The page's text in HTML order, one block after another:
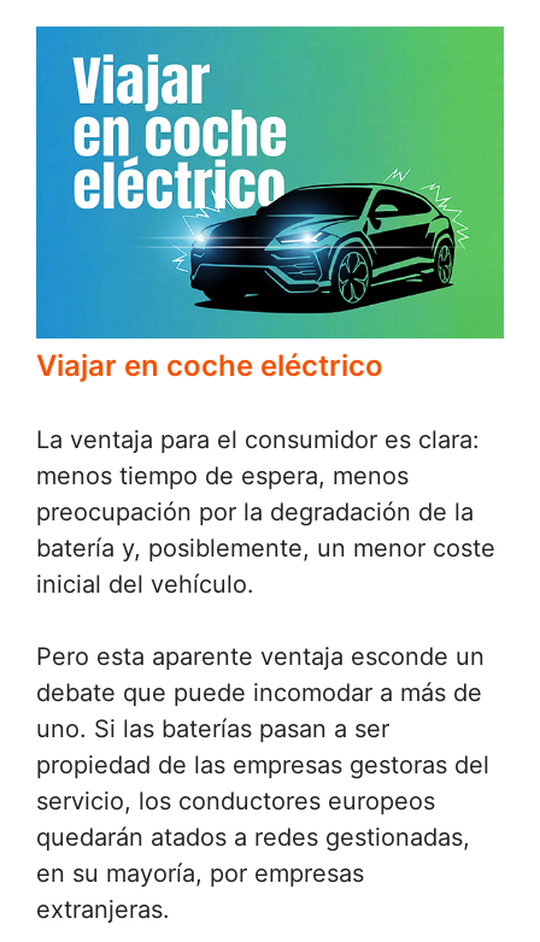
Viajar en coche eléctrico
La ventaja para el consumidor es clara:
menos tiempo de espera, menos
preocupación por la degradación de la
batería y, posiblemente, un menor coste
inicial del vehículo.
Pero esta aparente ventaja esconde un
debate que puede incomodar a más de
uno. Si las baterías pasan a ser
propiedad de las empresas gestoras del
servicio, los conductores europeos
quedarán atados a redes gestionadas,
en su mayoría, por empresas
extranjeras.